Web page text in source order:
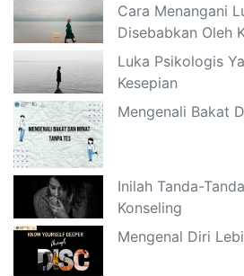
Cara Menangani
Disebabkan Oleh
Luka Psikologis
Kesepian
Mengenali Bakat
Inilah Tanda-
Konseling
Mengenal Diri